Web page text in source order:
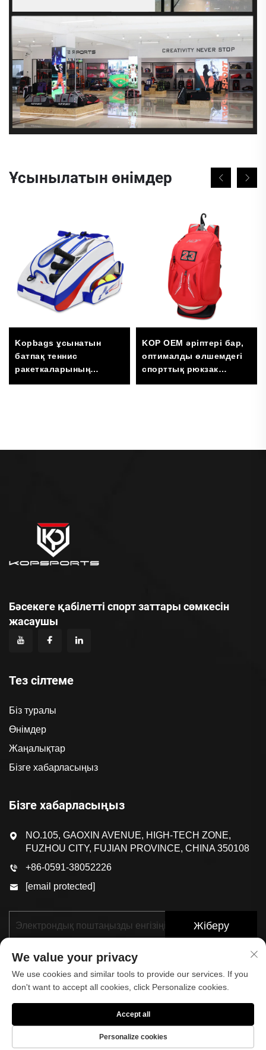
Ұсынылатын өнімдер
Kopbags ұсынатын
батпақ теннис
ракеткаларының
сомасы, шаюлы теннис
KOP OEM әріптері бар,
оптималды өлшемдегі
спорттық рюкзак
(баскетбол, футбол,
Бәсекеге қабілетті спорт заттары сөмкесін
жасаушы
Тез сілтеме
Біз туралы
Өнімдер
Жаңалықтар
Бізге хабарласыңыз
Бізге хабарласыңыз
NO.105, GAOXIN AVENUE, HIGH-TECH ZONE,
FUZHOU CITY, FUJIAN PROVINCE, CHINA 350108
+86-0591-38052226
[email protected]
Жіберу
© 2025, FUJIAN KOP SPORTS CO.,LTD. БАРЛЫҚ
ҚҰҚЫҚТАР ҚОРҒАЛҒАН Жекелік саясаты
We value your privacy
We use cookies and similar tools to provide our services. If you
don't want to accept all cookies, click Personalize cookies.
Personalize cookies
Accept all